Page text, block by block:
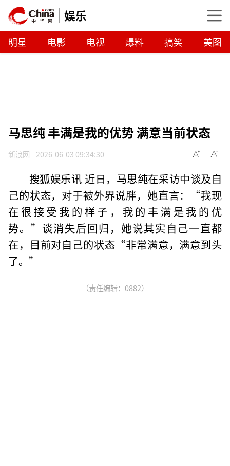
娱乐
明星 电影 电视 爆料 搞笑 美图
马思纯 丰满是我的优势 满意当前状态
新浪网 2026-06-03 09:34:30
搜狐娱乐讯 近日，马思纯在采访中谈及自
己的状态，对于被外界说胖，她直言：“我现
在很接受我的样子，我的丰满是我的优
势。”谈消失后回归，她说其实自己一直都
在，目前对自己的状态“非常满意，满意到头
了。”
（责任编辑：0882）